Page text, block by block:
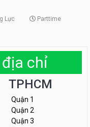
Lực Parttime
chỉ
TPHCM
Quận 1
Quận 2
Quận 3